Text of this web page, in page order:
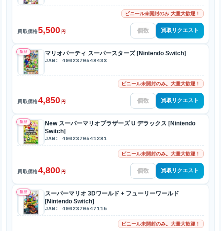
ビニール未開封のみ 大量大歓迎！
買取価格5,500 円 買取リクエスト
新品 マリオパーティ スーパースターズ [Nintendo Switch]
JAN: 4902370548433
ビニール未開封のみ。大量大歓迎！
買取価格4,850 円 買取リクエスト
新品
New スーパーマリオブラザーズ U デラックス [Nintendo
Switch]
JAN: 4902370541281
ビニール未開封のみ。大量大歓迎！
買取価格4,800 円 買取リクエスト
新品
スーパーマリオ 3Dワールド + フューリーワールド
[Nintendo Switch]
JAN: 4902370547115
ビニール未開封のみ。大量大歓迎！